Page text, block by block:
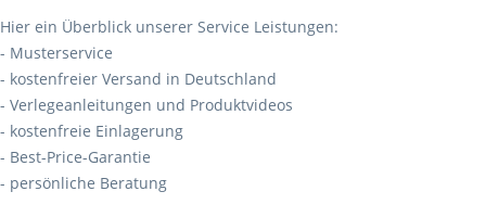
Hier ein Überblick unserer Service Leistungen:
- Musterservice
- kostenfreier Versand in Deutschland
- Verlegeanleitungen und Produktvideos
- kostenfreie Einlagerung
- Best-Price-Garantie
- persönliche Beratung